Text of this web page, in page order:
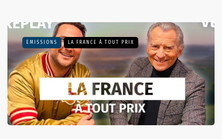
EMISSIONS LA FRANCE À TOUT PRIX